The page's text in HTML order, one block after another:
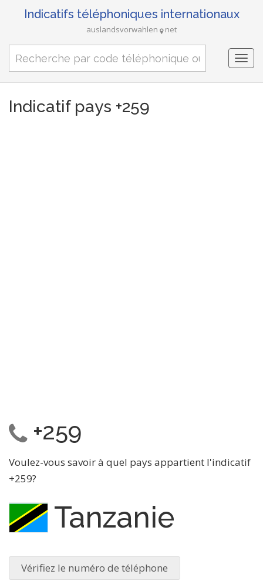
Indicatifs téléphoniques internationaux
auslandsvorwahlen net
Indicatif pays +259
+259
Voulez-vous savoir à quel pays appartient l'indicatif
+259?
Tanzanie
Vérifiez le numéro de téléphone